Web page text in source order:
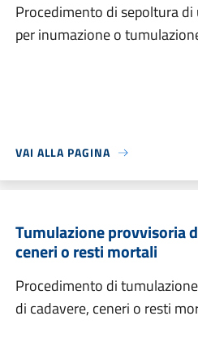
Procedimento di sepoltura di
per inumazione o
VAI ALLA PAGINA
Tumulazione provvisoria
ceneri o resti mortali
Procedimento di
di cadavere, ceneri o resti